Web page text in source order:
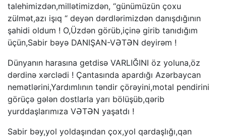
talehimizdən,millətimizdən, “günümüzün çoxu
zülmət,azı işıq “ deyən dərdlərimizdən danışdığının
şahidi oldum ! O,Üzdən görüb,içinə girib tanıdığım
üçün,Sabir bəyə DANIŞAN-VƏTƏN deyirəm !
Dünyanın harasına getdisə VARLIĞINI öz yoluna,öz
dərdinə xərclədi ! Çantasında apardığı Azərbaycan
nemətlərini,Yardımlının təndir çörəyini,motal pendirini
görüçə gələn dostlarla yarı bölüşüb,qərib
yurddaşlarımıza VƏTƏN yaşatdı !
Sabir bəy,yol yoldaşından çox,yol qardaşlığı,qan